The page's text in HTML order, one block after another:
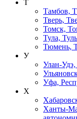
Т
Тамбов,
Тверь,
Томск,
Тула,
Тюмень,
У
Улан-Удэ,
Уфа,
Х
Ханты-